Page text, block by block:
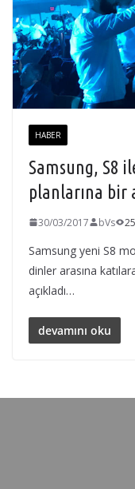
HABER
Samsung, S8
planlarına bir
30/03/2017 bVs
Samsung yeni S8
dinler arasına
açıkladı…
devamını oku